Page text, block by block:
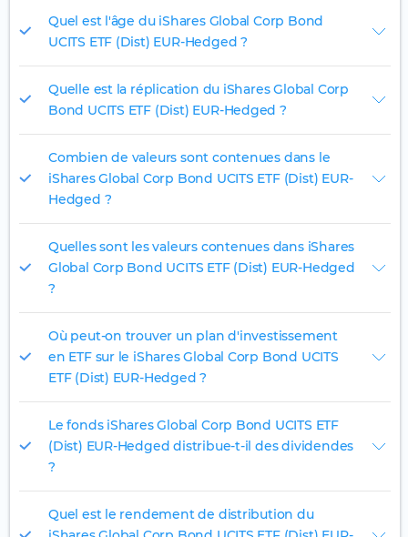
Quel est l'âge du iShares Global Corp Bond
UCITS ETF (Dist) EUR-Hedged ?
Quelle est la réplication du iShares Global Corp
Bond UCITS ETF (Dist) EUR-Hedged ?
Combien de valeurs sont contenues dans le
iShares Global Corp Bond UCITS ETF (Dist) EUR-
Hedged ?
Quelles sont les valeurs contenues dans iShares
Global Corp Bond UCITS ETF (Dist) EUR-Hedged
?
Où peut-on trouver un plan d'investissement
en ETF sur le iShares Global Corp Bond UCITS
ETF (Dist) EUR-Hedged ?
Le fonds iShares Global Corp Bond UCITS ETF
(Dist) EUR-Hedged distribue-t-il des dividendes
?
Quel est le rendement de distribution du